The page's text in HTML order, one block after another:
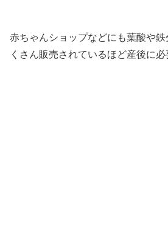
赤ちゃんショップなどにも葉酸や
くさん販売されているほど産後に必